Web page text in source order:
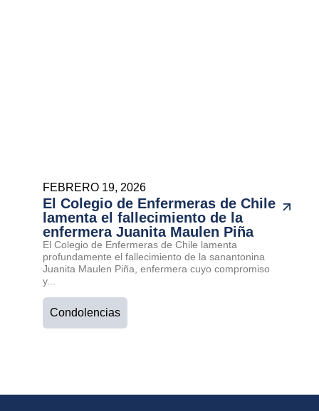
FEBRERO 19, 2026
El Colegio de Enfermeras de Chile
lamenta el fallecimiento de la
enfermera Juanita Maulen Piña
El Colegio de Enfermeras de Chile lamenta
profundamente el fallecimiento de la sanantonina
Juanita Maulen Piña, enfermera cuyo compromiso
y...
Condolencias